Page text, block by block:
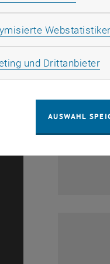
APR.
und Drittanbieter
AUSWAHL